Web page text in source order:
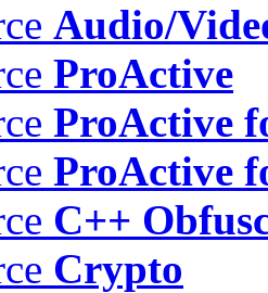
Audio/
ProActive
ProActive
ProActive
C++
Crypto